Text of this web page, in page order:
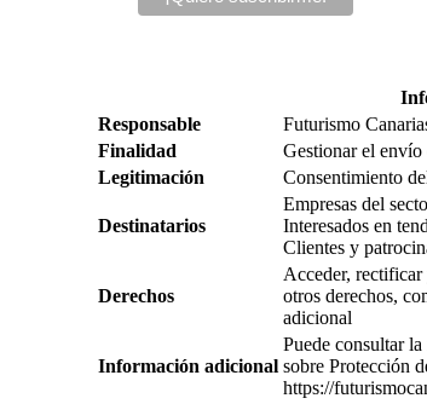
Responsable
Futurismo
Finalidad
Gestionar el
Legitimación
Consentimiento
Destinatarios
Empresas del
Interesados en
Clientes y
Derechos
Acceder,
otros derechos,
adicional
Información adicional
Puede consultar
sobre Protección
https://